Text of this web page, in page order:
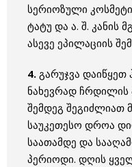
სერიოზული
ტატუ და ა. შ. კანის
ასევე ეპილაციის
4. გარუჯვა დაიწყეთ
ნახევრად
შემდეგ შეგიძლიათ
საუკეთესო დროა
საათამდე და
პერიოდი. დღის